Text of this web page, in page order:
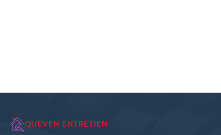
QUEVEN ENTRETIEN